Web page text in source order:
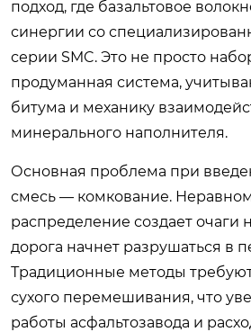
подход, где базальтовое
синергии со
серии SMC. Это не просто
продуманная система,
битума и механику
минерального наполнителя.
Основная проблема при
смесь — комкование.
распределение создает очаги
дорога начнет разрушаться в
Традиционные методы
сухого перемешивания, что
работы асфальтозавода и